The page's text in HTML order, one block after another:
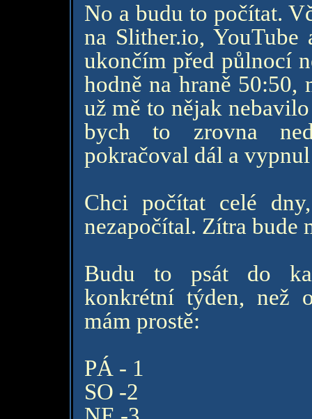
No a budu to počítat.
na Slither.io,
ukončím před půlnocí
hodně na hraně
už mě to nějak
bych to zrovna
pokračoval dál a
Chci počítat celé
nezapočítal. Zítra bude
Budu to psát do
konkrétní týden, než
mám prostě:
PÁ - 1
SO -2